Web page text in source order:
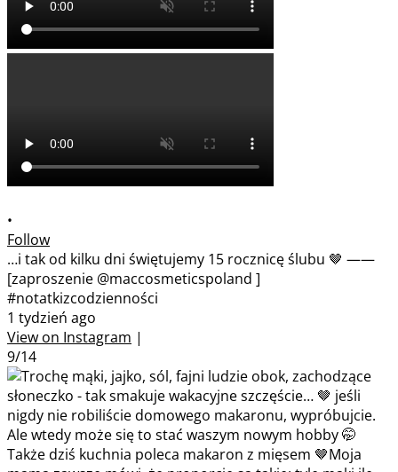
•
Follow
…i tak od kilku dni świętujemy 15 rocznicę ślubu 🤎 ——
[zaproszenie @maccosmeticspoland ]
#notatkizcodzienności
1 tydzień ago
View on Instagram |
9/14